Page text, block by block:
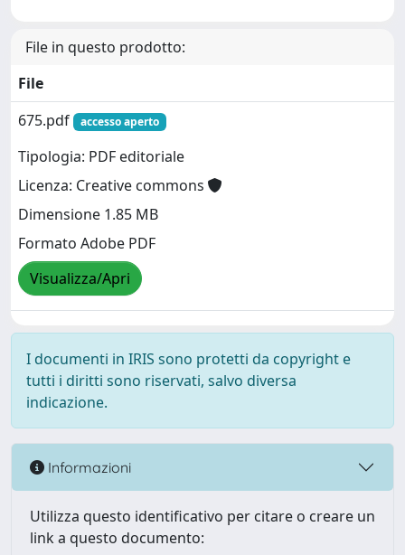
File in questo prodotto:
File
675.pdf
accesso aperto
Tipologia: PDF editoriale
Licenza: Creative commons
Dimensione 1.85 MB
Formato Adobe PDF
Visualizza/Apri
I documenti in IRIS sono protetti da copyright e
tutti i diritti sono riservati, salvo diversa
indicazione.
Informazioni
Utilizza questo identificativo per citare o creare un
link a questo documento: